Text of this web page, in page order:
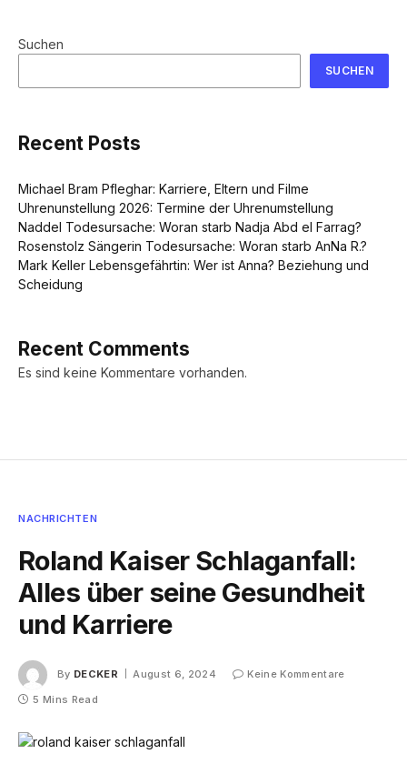
Suchen
SUCHEN
Recent Posts
Michael Bram Pfleghar: Karriere, Eltern und Filme
Uhrenunstellung 2026: Termine der Uhrenumstellung
Naddel Todesursache: Woran starb Nadja Abd el Farrag?
Rosenstolz Sängerin Todesursache: Woran starb AnNa R.?
Mark Keller Lebensgefährtin: Wer ist Anna? Beziehung und
Scheidung
Recent Comments
Es sind keine Kommentare vorhanden.
NACHRICHTEN
Roland Kaiser Schlaganfall:
Alles über seine Gesundheit
und Karriere
By DECKER August 6, 2024
Keine Kommentare
5 Mins Read